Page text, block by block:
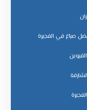
صباغ في الفجيرة